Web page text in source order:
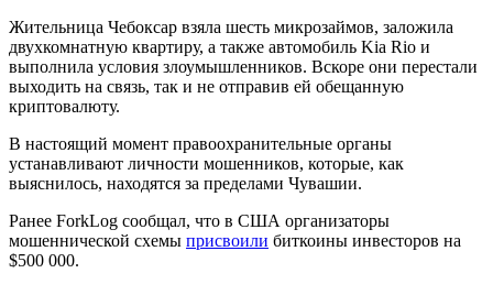
Жительница Чебоксар взяла шесть микрозаймов, заложила
двухкомнатную квартиру, а также автомобиль Kia Rio и
выполнила условия злоумышленников. Вскоре они перестали
выходить на связь, так и не отправив ей обещанную
криптовалюту.
В настоящий момент правоохранительные органы
устанавливают личности мошенников, которые, как
выяснилось, находятся за пределами Чувашии.
Ранее ForkLog сообщал, что в США организаторы
мошеннической схемы присвоили биткоины инвесторов на
$500 000.